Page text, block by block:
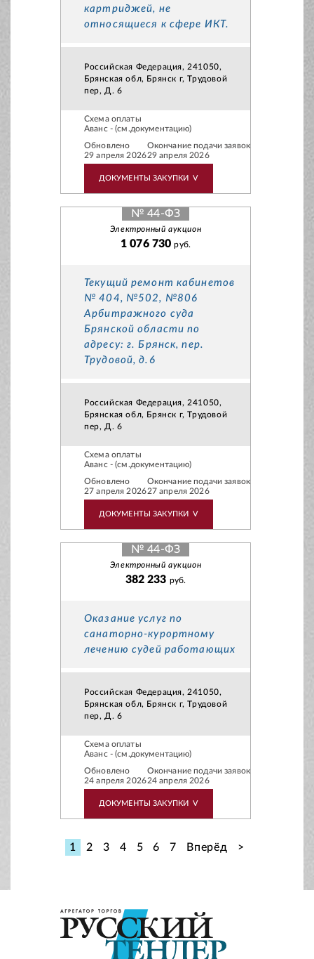
картриджей, не
относящиеся к сфере ИКТ.
Российская Федерация, 241050,
Брянская обл, Брянск г, Трудовой
пер, Д. 6
Схема оплаты
Аванс - (см.документацию)
Обновлено
29 апреля 2026
Окончание подачи заявок
29 апреля 2026
ДОКУМЕНТЫ ЗАКУПКИ V
№ 44-ФЗ
Электронный аукцион
1 076 730руб.
Текущий ремонт кабинетов
№ 404, №502, №806
Арбитражного суда
Брянской области по
адресу: г. Брянск, пер.
Трудовой, д.6
Российская Федерация, 241050,
Брянская обл, Брянск г, Трудовой
пер, Д. 6
Схема оплаты
Аванс - (см.документацию)
Обновлено
27 апреля 2026
Окончание подачи заявок
27 апреля 2026
ДОКУМЕНТЫ ЗАКУПКИ V
№ 44-ФЗ
Электронный аукцион
382 233 руб.
Оказание услуг по
санаторно-курортному
лечению судей работающих
Российская Федерация, 241050,
Брянская обл, Брянск г, Трудовой
пер, Д. 6
Схема оплаты
Аванс - (см.документацию)
Обновлено
24 апреля 2026
Окончание подачи заявок
24 апреля 2026
ДОКУМЕНТЫ ЗАКУПКИ V
1 2 3 4 5 6 7 Вперёд >